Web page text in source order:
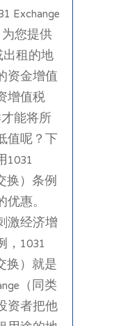
Exchange
您提供
租的地
资金增值
增值税
才能将所
值呢？下
换）条例
惠。
激经济增
1031
换）就是
（同类
资者把他